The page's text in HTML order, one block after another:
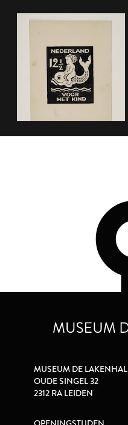
MUSEUM DE LAKENHAL
OUDE SINGEL 32
2312 RA LEIDEN